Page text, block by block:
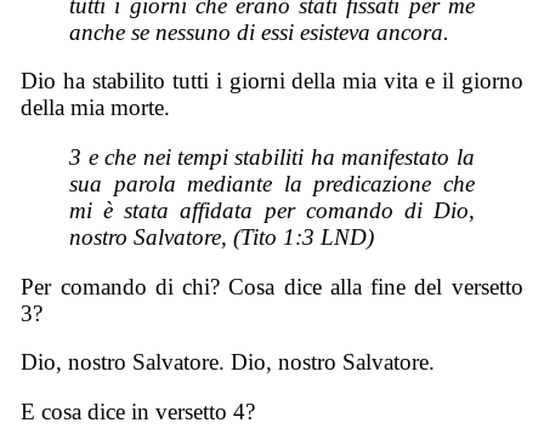
anche se nessuno di essi esisteva ancora.
Dio ha stabilito tutti i giorni della mia vita e il giorno
della mia morte.
3 e che nei tempi stabiliti ha manifestato la
sua parola mediante la predicazione che
mi è stata affidata per comando di Dio,
nostro Salvatore,(Tito 1:3 LND)
Per comando di chi? Cosa dice alla fine del versetto
3?
Dio, nostro Salvatore. Dio, nostro Salvatore.
E cosa dice in versetto 4?